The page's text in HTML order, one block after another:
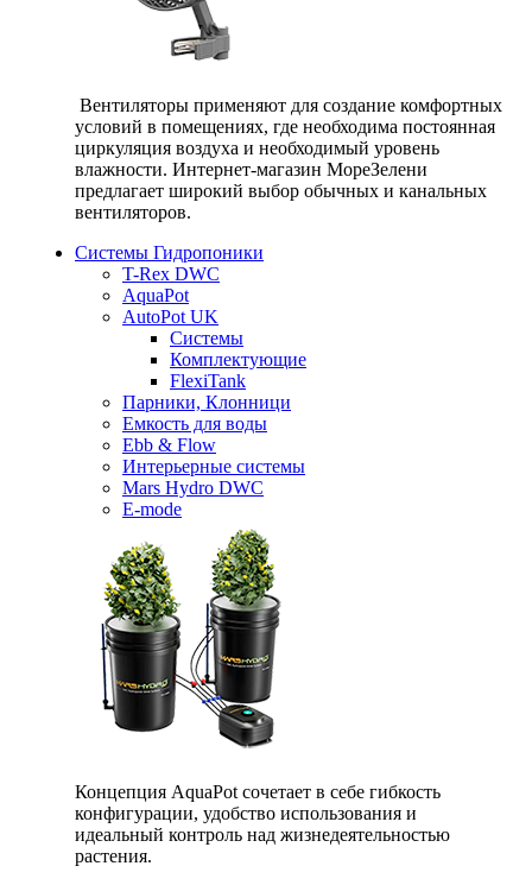
Вентиляторы применяют для создание комфортных
условий в помещениях, где необходима постоянная
циркуляция воздуха и необходимый уровень
влажности. Интернет-магазин МореЗелени
предлагает широкий выбор обычных и канальных
вентиляторов.
Системы Гидропоники
T-Rex DWC
AquaPot
AutoPot UK
Системы
Комплектующие
FlexiTank
Парники, Клонници
Емкость для воды
Ebb & Flow
Интерьерные системы
Mars Hydro DWC
E-mode
Концепция AquaPot сочетает в себе гибкость
конфигурации, удобство использования и
идеальный контроль над жизнедеятельностью
растения.